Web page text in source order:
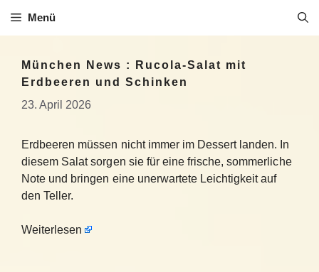
Inhalt
Menü
München News : Rucola-Salat mit
Erdbeeren und Schinken
23. April 2026
Erdbeeren müssen nicht immer im Dessert landen. In
diesem Salat sorgen sie für eine frische, sommerliche
Note und bringen eine unerwartete Leichtigkeit auf
den Teller.
Weiterlesen